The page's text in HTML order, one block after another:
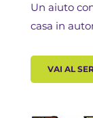
Un aiuto
casa in
VAI AL